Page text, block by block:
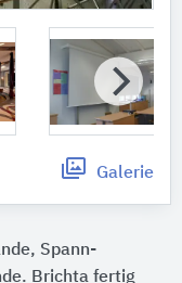
Galerie
Spann-
Brichta fertig